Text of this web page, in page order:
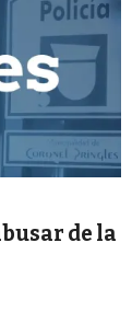
de la